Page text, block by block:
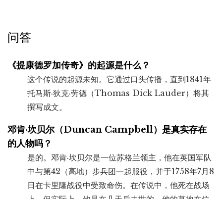
问答
《提康德罗加传奇》的起源是什么？
这个传说的起源未知。它通过口头传播，直到1841年
托马斯·狄克·劳德（Thomas Dick Lauder）将其
撰写成文。
邓肯·坎贝尔（Duncan Campbell）是真实存在
的人物吗？
是的。邓肯·坎贝尔是一位苏格兰领主，他在英国军队
中与第42（高地）步兵团一起服役，并于1758年7月8
日在卡里隆战役中受致命伤。在传说中，他死在战场